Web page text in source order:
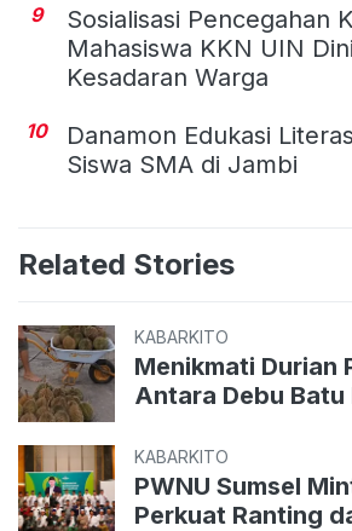
9
Sosialisasi Pencegahan
Mahasiswa KKN UIN
Kesadaran Warga
10
Danamon Edukasi
Siswa SMA di Jambi
Related Stories
KABARKITO
Menikmati Durian
Antara Debu Batu
KABARKITO
PWNU Sumsel
Perkuat Ranting